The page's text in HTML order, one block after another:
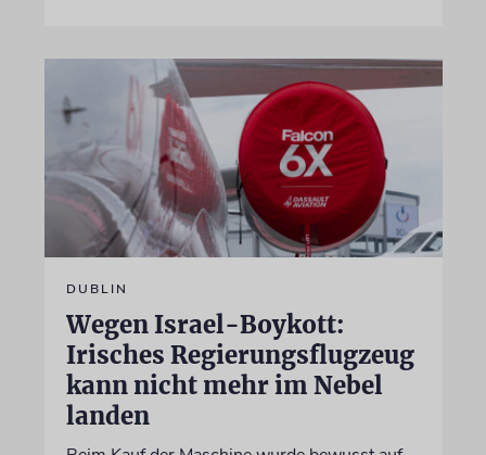
DUBLIN
Wegen Israel-Boykott:
Irisches Regierungsflugzeug
kann nicht mehr im Nebel
landen